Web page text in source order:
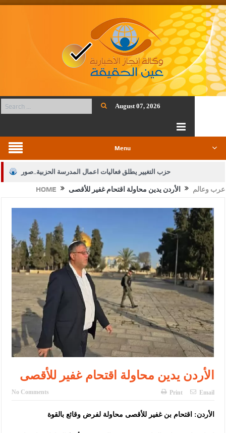
August 07, 2026
Menu
حزب التغيير يطلق فعاليات اعمال المدرسة الحزبية..صور
الجيش يفتح باب التجنيد لحملة البكالوريوس في الحقوق والقانون
بيان اجتماع عمّان:دعم الوصاية الهاشمية التاريخية على المقدسات
الإسلامية والمسيحية
الأمن يتلف 16 مليون حبة كبتاجون و1480 كغم مواد مخدرة
النواب يقر مشروع تعديل قانون الملكية العقارية
القاضي يلتقي رؤساء تحرير الصحف اليومية ويؤكد حرص مجلس النواب
على شراكة فاعلة مع الإعلام
دعوة المكلفين بخدمة العلم (الدفعة الثالثة) إلى مراجعة منصة خدمة
العلم
الملك يتلقى اتصالا هاتفيا من العاهل البحريني
HOME عرب وعالم الأردن يدين محاولة اقتحام غفير للأقصى
الأردن يدين محاولة اقتحام غفير للأقصى
No Comments Print Email
الأردن: اقتحام بن غفير للأقصى محاولة لفرض وقائع بالقوة